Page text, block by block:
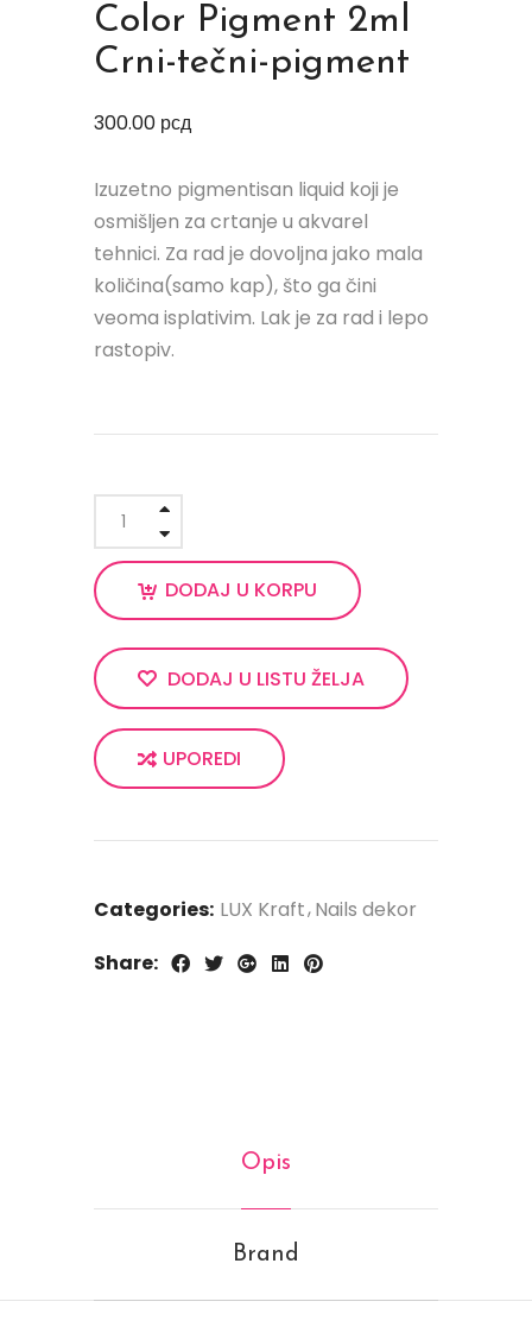
Color Pigment 2ml
Crni-tečni-pigment
300.00 рсд
Izuzetno pigmentisan liquid koji je
osmišljen za crtanje u akvarel
tehnici. Za rad je dovoljna jako mala
količina(samo kap), što ga čini
veoma isplativim. Lak je za rad i lepo
rastopiv.
DODAJ U KORPU
DODAJ U LISTU ŽELJA
UPOREDI
Categories: LUX Kraft Nails dekor
Share:
Opis
Brand